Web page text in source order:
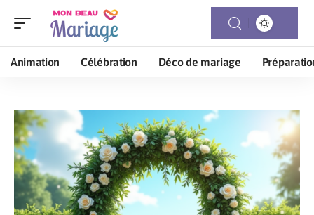
Animation Célébration Déco de mariage